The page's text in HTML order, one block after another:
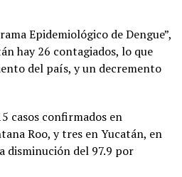
Epidemiológico de Dengue”,
hay 26 contagiados, lo que
del país, y un decremento
casos confirmados en
Roo, y tres en Yucatán, en
disminución del 97.9 por